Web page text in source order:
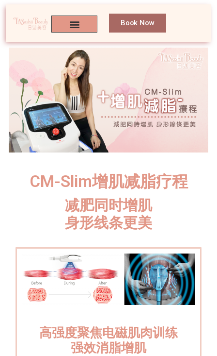
Book Now
CM-Slim增肌减脂疗程
减肥同时增肌
身形线条更美
高强度聚焦电磁肌肉训练
强效消脂增肌